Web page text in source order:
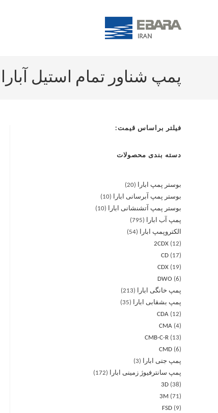
پمپ شناور تمام استیل آبارا 4EBS-0533
فیلتر براساس قیمت:
دسته بندی محصولات
بوستر پمپ ابارا
20
بوستر پمپ آبرسانی ابارا
10
بوستر پمپ آتشنشانی ابارا
10
پمپ آب ابارا
795
الکتروپمپ ابارا
54
2CDX
12
CD
17
CDX
19
DWO
6
پمپ خانگی ابارا
213
پمپ بشقابی ابارا
35
CDA
12
CMA 4
CMB-C-R
13
CMD 6
پمپ جتی ابارا
3
پمپ سانترفیوژ زمینی ابارا
172
3D 38
3M
71
FSD
9